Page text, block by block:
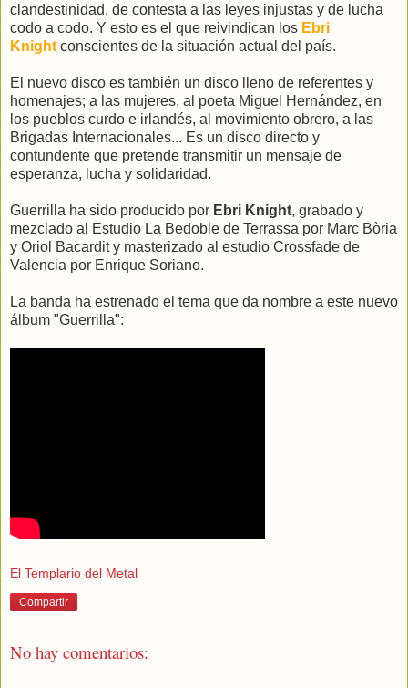
clandestinidad, de contesta a las leyes injustas y de lucha
codo a codo. Y esto es el que reivindican los Ebri
Knight conscientes de la situación actual del país.
El nuevo disco es también un disco lleno de referentes y
homenajes; a las mujeres, al poeta Miguel Hernández, en
los pueblos curdo e irlandés, al movimiento obrero, a las
Brigadas Internacionales... Es un disco directo y
contundente que pretende transmitir un mensaje de
esperanza, lucha y solidaridad.
Guerrilla ha sido producido por Ebri Knight, grabado y
mezclado al Estudio La Bedoble de Terrassa por Marc Bòria
y Oriol Bacardit y masterizado al estudio Crossfade de
Valencia por Enrique Soriano.
La banda ha estrenado el tema que da nombre a este nuevo
álbum "Guerrilla":
El Templario del Metal
Compartir
No hay comentarios: